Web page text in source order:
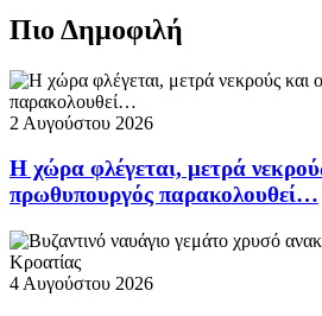
Πιο Δημοφιλή
2 Αυγούστου 2026
Η χώρα φλέγεται, μετρά
πρωθυπουργός παρακολουθεί…
4 Αυγούστου 2026